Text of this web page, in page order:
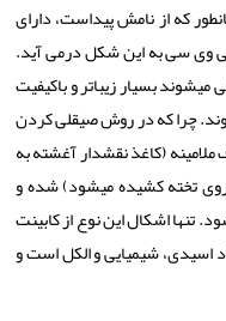
که از نامش پیداست، دارای
وی سی به این شکل درمی­ آید.
بسیار زیباتر و باکیفیت
چرا که در روش صیقلی کردن
(کاغذ نقش­دار آغشته به
تخته کشیده می­شود) شده و
اشکال این نوع از کابینت
شیمیایی و الکل است و